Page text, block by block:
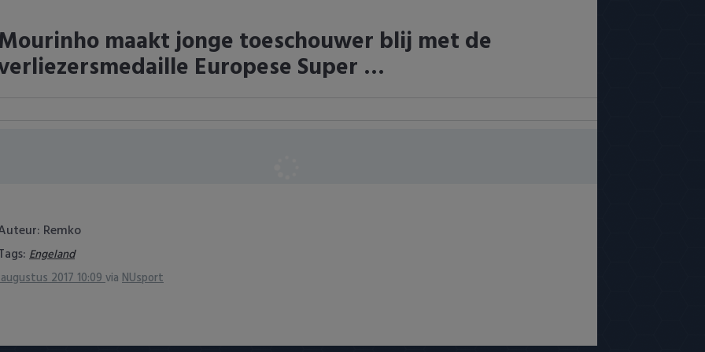
maakt jonge toeschouwer blij met de
Europese Super …
Remko
Engeland
2017 10:09via NUsport